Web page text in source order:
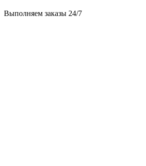
Выполняем заказы 24/7